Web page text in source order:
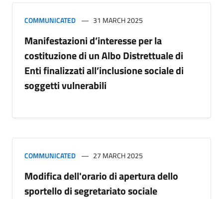
COMMUNICATED 31 MARCH 2025
Manifestazioni d’interesse per la
costituzione di un Albo Distrettuale di
Enti finalizzati all’inclusione sociale di
soggetti vulnerabili
COMMUNICATED 27 MARCH 2025
Modifica dell'orario di apertura dello
sportello di segretariato sociale